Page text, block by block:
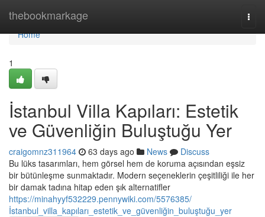
thebookmarkage
Home
Home
1
İstanbul Villa Kapıları: Estetik
ve Güvenliğin Buluştuğu Yer
craigomnz311964 63 days ago News
Discuss
Bu lüks tasarımları, hem görsel hem de koruma açısından eşsiz
bir bütünleşme sunmaktadır. Modern seçeneklerin çeşitliliği ile her
bir damak tadına hitap eden şık alternatifler
https://minahyyf532229.pennywiki.com/5576385/
İstanbul_villa_kapıları_estetik_ve_güvenliğin_buluştuğu_yer